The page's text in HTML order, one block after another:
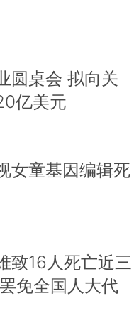
圆桌会 拟向关
亿美元
女童基因编辑死
致16人死亡近三
免全国人大代